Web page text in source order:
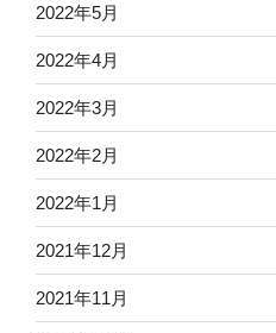
2022年5月
2022年4月
2022年3月
2022年2月
2022年1月
2021年12月
2021年11月